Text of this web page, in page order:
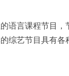
语言课程节目
综艺节目具有各